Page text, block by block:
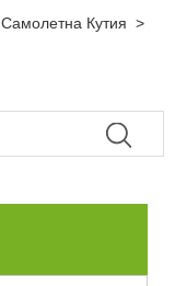
Самолетна Кутия >